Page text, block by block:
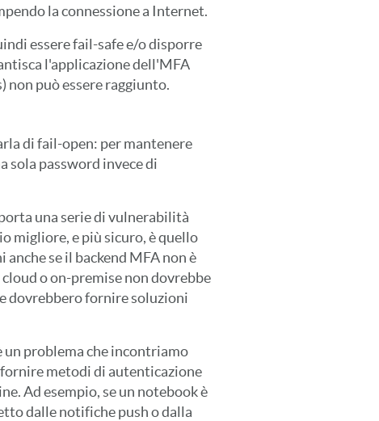
la connessione a Internet.
essere fail-safe e/o disporre
l'applicazione dell'MFA
non può essere raggiunto.
di fail-open: per mantenere
sola password invece di
una serie di vulnerabilità
migliore, e più sicuro, è quello
se il backend MFA non è
o on-premise non dovrebbe
dovrebbero fornire soluzioni
un problema che incontriamo
fornire metodi di autenticazione
Ad esempio, se un notebook è
dalle notifiche push o dalla